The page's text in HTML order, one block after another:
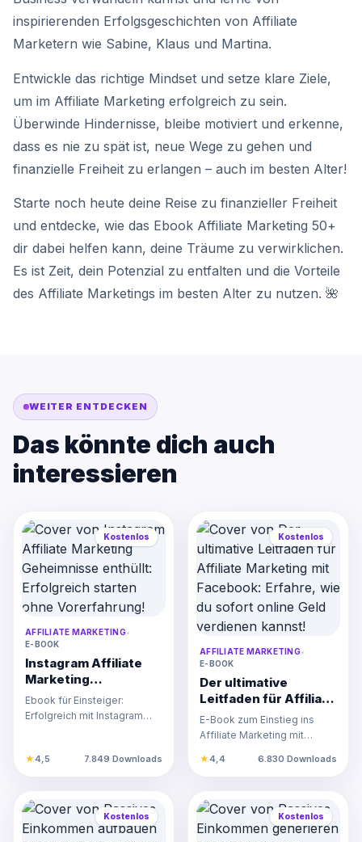
inspirierenden Erfolgsgeschichten von Affiliate
Marketern wie Sabine, Klaus und Martina.
Entwickle das richtige Mindset und setze klare Ziele,
um im Affiliate Marketing erfolgreich zu sein.
Überwinde Hindernisse, bleibe motiviert und erkenne,
dass es nie zu spät ist, neue Wege zu gehen und
finanzielle Freiheit zu erlangen – auch im besten Alter!
Starte noch heute deine Reise zu finanzieller Freiheit
und entdecke, wie das Ebook Affiliate Marketing 50+
dir dabei helfen kann, deine Träume zu verwirklichen.
Es ist Zeit, dein Potenzial zu entfalten und die Vorteile
des Affiliate Marketings im besten Alter zu nutzen. 🌺
WEITER ENTDECKEN
Das könnte dich auch
interessieren
Kostenlos
AFFILIATE MARKETING•
E-BOOK
Instagram Affiliate
Marketing
Geheimnisse
enthüllt: Erfolgreich
Ebook für Einsteiger:
Erfolgreich mit Instagram
★4,5 7.849 Downloads
Kostenlos
AFFILIATE MARKETING•
E-BOOK
Der ultimative
Leitfaden für Affiliate
Marketing mit
Facebook: Erfahre,
Geld verdienen
E-Book zum Einstieg ins
Affiliate Marketing mit
Landingpages und Facebo…
★4,4 6.830 Downloads
Kostenlos Kostenlos